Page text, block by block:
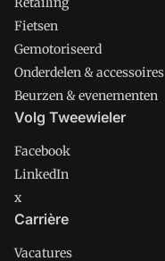
Fietsen
Gemotoriseerd
Onderdelen & accessoires
Beurzen & evenementen
Volg Tweewieler
Facebook
LinkedIn
x
Carrière
Vacatures